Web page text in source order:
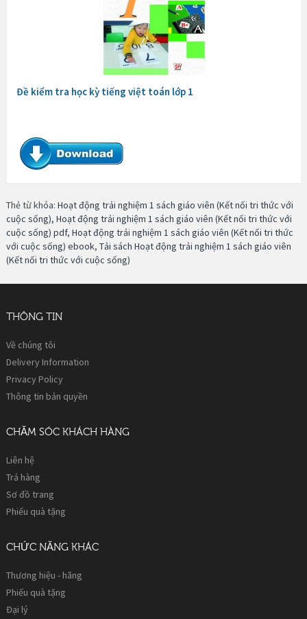
Đề kiểm tra học kỳ tiếng việt toán lớp 1
Thẻ từ khóa: Hoạt động trải nghiệm 1 sách giáo viên (Kết nối tri thức với
cuộc sống), Hoạt động trải nghiệm 1 sách giáo viên (Kết nối tri thức với
cuộc sống) pdf, Hoạt động trải nghiệm 1 sách giáo viên (Kết nối tri thức
với cuộc sống) ebook, Tải sách Hoạt động trải nghiệm 1 sách giáo viên
(Kết nối tri thức với cuộc sống)
THÔNG TIN
Về chúng tôi
Delivery Information
Privacy Policy
Thông tin bản quyền
CHĂM SÓC KHÁCH HÀNG
Liên hệ
Trả hàng
Sơ đồ trang
Phiếu quà tặng
CHỨC NĂNG KHÁC
Thương hiệu - hãng
Phiếu quà tặng
Đại lý